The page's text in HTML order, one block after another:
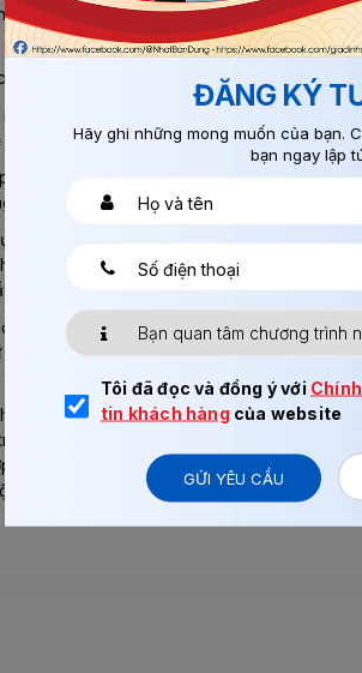
phép người lao động nước ngoài được
tài khoản ngân hàng, và nhiều nơi phải
bạch hơn.
được trả lương bằng hoặc cao hơn
không tại thời điểm xảy ra tranh chấp.
khoảng 100 địa điểm “Trung tâm tư
Bản cũng sẽ thiết lập 1 hệ thống cho
tiếp nhận thông tin ở các cơ quan công
cho thuê không được từ chối người nước
những công ty môi giới, người thuê
sống. Dự kiến ngân sách cho việc này
pháp, các cơ quan giáo dục tiếng
bất hợp pháp đang là vấn đề nổi bật.
pháp. Liên quan đến những biện pháp
dự kiến sẽ chính thức quyết định chính
ĐĂNG KÝ
Hãy ghi những mong muốn của bạn.
bạn ngay lập
Tôi đã đọc và đồng ý với
tin khách hàng của website
GỬI YÊU CẦU